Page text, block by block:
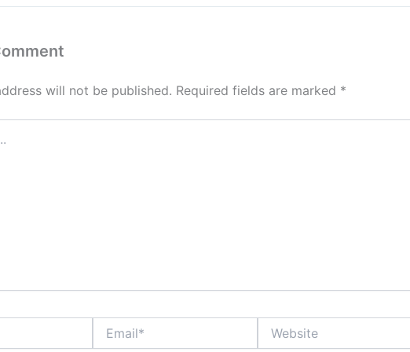
will not be published. Required fields are marked *